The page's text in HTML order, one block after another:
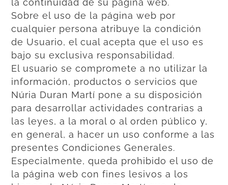
la continuidad de su página web.
Sobre el uso de la página web por
cualquier persona atribuye la condición
de Usuario, el cual acepta que el uso es
bajo su exclusiva responsabilidad.
El usuario se compromete a no utilizar la
información, productos o servicios que
Núria Duran Martí pone a su disposición
para desarrollar actividades contrarias a
las leyes, a la moral o al orden público y,
en general, a hacer un uso conforme a las
presentes Condiciones Generales.
Especialmente, queda prohibido el uso de
la página web con fines lesivos a los